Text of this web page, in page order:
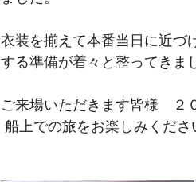
衣装を揃えて本番当日に近づ
する準備が着々と整ってきま
ご来場いただきます皆様　２
船上での旅をお楽しみくださ